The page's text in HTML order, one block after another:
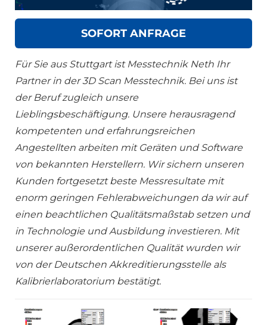
SOFORT ANFRAGE
Für Sie aus Stuttgart ist Messtechnik Neth Ihr
Partner in der 3D Scan Messtechnik. Bei uns ist
der Beruf zugleich unsere
Lieblingsbeschäftigung. Unsere herausragend
kompetenten und erfahrungsreichen
Angestellten arbeiten mit Geräten und Software
von bekannten Herstellern. Wir sichern unseren
Kunden fortgesetzt beste Messresultate mit
enorm geringen Fehlerabweichungen da wir auf
einen beachtlichen Qualitätsmaßstab setzen und
in Technologie und Ausbildung investieren. Mit
unserer außerordentlichen Qualität wurden wir
von der Deutschen Akkreditierungsstelle als
Kalibrierlaboratorium bestätigt.